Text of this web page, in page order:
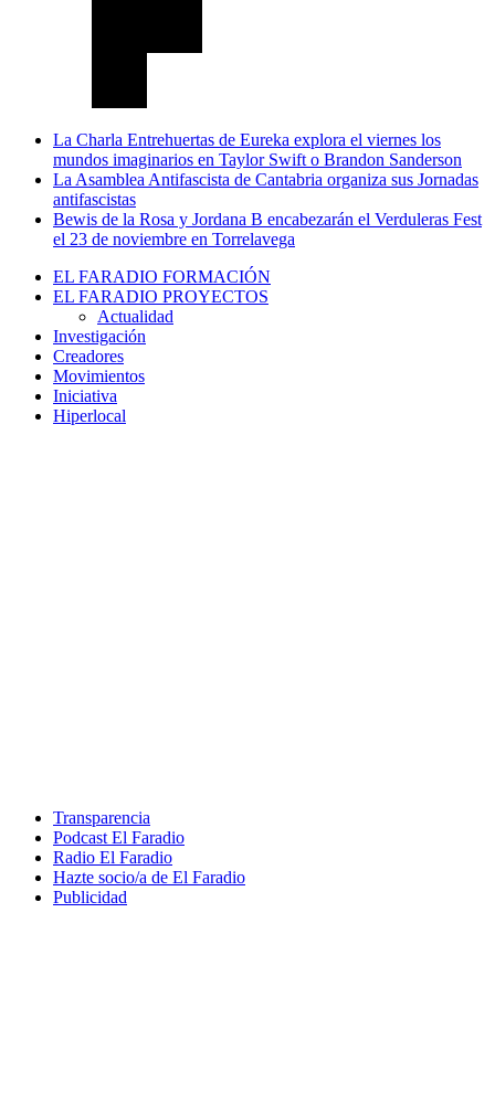
La Charla Entrehuertas de Eureka explora el viernes los
mundos imaginarios en Taylor Swift o Brandon Sanderson
La Asamblea Antifascista de Cantabria organiza sus Jornadas
antifascistas
Bewis de la Rosa y Jordana B encabezarán el Verduleras Fest
el 23 de noviembre en Torrelavega
EL FARADIO FORMACIÓN
EL FARADIO PROYECTOS
Actualidad
Investigación
Creadores
Movimientos
Iniciativa
Hiperlocal
Transparencia
Podcast El Faradio
Radio El Faradio
Hazte socio/a de El Faradio
Publicidad